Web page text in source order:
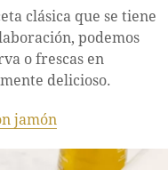
clásica que se tiene
podemos
o frescas en
delicioso.
jamón